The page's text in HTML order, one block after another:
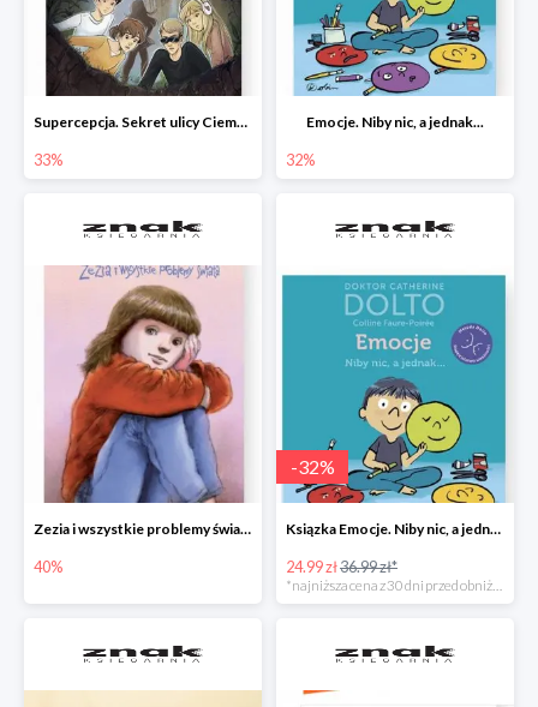
Supercepcja. Sekret ulicy Ciemnej
33%
Emocje. Niby nic, a jednak...
32%
Zezia i wszystkie problemy świata
40%
-32%
Ksiązka Emocje. Niby nic, a jednak... -32%
24.99 zł36.99 zł*
*najniższa cena z 30 dni przed obniżką